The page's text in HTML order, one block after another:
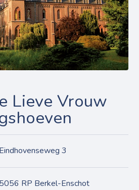
Lieve Vrouw
Eindhovenseweg 3
5056 RP Berkel-Enschot